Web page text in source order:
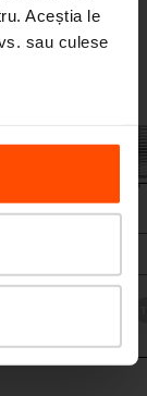
Aceștia le
sau culese
Personal
cotiere
de oțel